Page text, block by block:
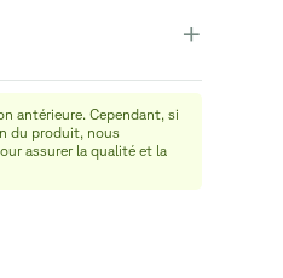
+
antérieure. Cependant, si
du produit, nous
assurer la qualité et la